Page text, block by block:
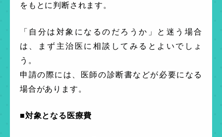
をもとに判断されます。
「自分は対象になるのだろうか」と迷う場合
は、まず主治医に相談してみるとよいでしょ
う。
申請の際には、医師の診断書などが必要になる
場合があります。
■対象となる医療費